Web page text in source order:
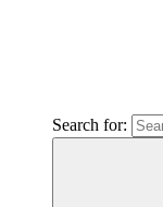
Search for: